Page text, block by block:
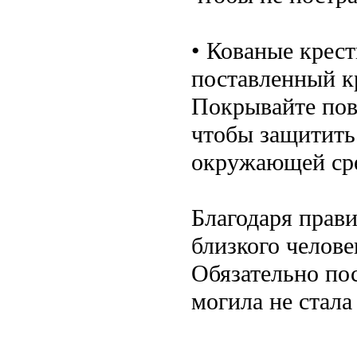
• Кованые
поставленный
Покрывайте
чтобы
окружающей
Благодаря
близкого
Обязательно
могила не